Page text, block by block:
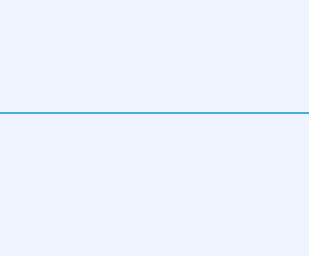
получаете квалифицированную